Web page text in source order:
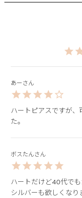
あー
ハートピアスですが、
た。
ボスたん
ハートだけど40代でも